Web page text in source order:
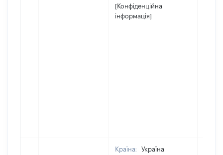
[Конфіденційна
інформація]
Країна:
Україна